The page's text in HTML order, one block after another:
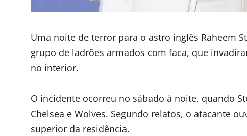
Uma noite de terror para o astro inglês Raheem
grupo de ladrões armados com faca, que
no interior.
O incidente ocorreu no sábado à noite, quando
Chelsea e Wolves. Segundo relatos, o atacante
superior da residência.